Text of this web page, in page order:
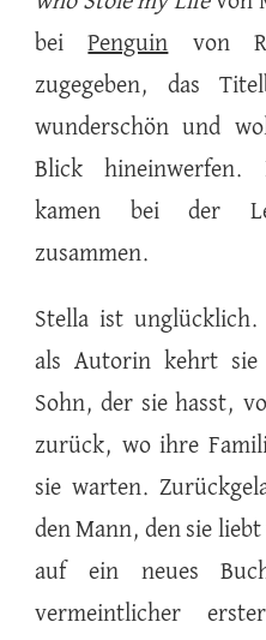
beiPenguin von
zugegeben, das
wunderschön und
Blick hineinwerfen.
kamen bei der
zusammen.
Stella ist unglücklich.
als Autorin kehrt sie
Sohn, der sie hasst,
zurück, wo ihre
sie warten.
den Mann, den sie
auf ein neues
vermeintlicher